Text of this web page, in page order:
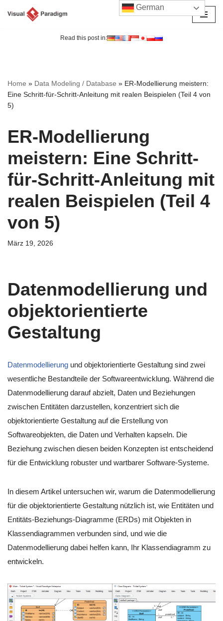
Read this post in:
Home » Data Modeling / Database » ER-Modellierung meistern:
Eine Schritt-für-Schritt-Anleitung mit realen Beispielen (Teil 4 von
5)
ER-Modellierung
meistern: Eine Schritt-
für-Schritt-Anleitung mit
realen Beispielen (Teil 4
von 5)
März 19, 2026
Datenmodellierung und
objektorientierte
Gestaltung
Datenmodellierung und objektorientierte Gestaltung sind zwei
wesentliche Bestandteile der Softwareentwicklung. Während die
Datenmodellierung darauf abzielt, Daten und Beziehungen
zwischen Entitäten darzustellen, konzentriert sich die
objektorientierte Gestaltung auf die Erstellung von
Softwareobjekten, die Daten und Verhalten kapseln. Die
Beziehung zwischen diesen beiden Konzepten ist entscheidend
für die Entwicklung robuster und wartbarer Software-Systeme.
In diesem Artikel untersuchen wir, warum die Datenmodellierung
für die objektorientierte Gestaltung nützlich ist, wie Entitäten und
Entitäts-Beziehungs-Diagramme (ERDs) mit Objekten in
Klassendiagrammen verbunden sind, und wie die
Datenmodellierung dabei helfen kann, Ihr Klassendiagramm zu
entwickeln.
German